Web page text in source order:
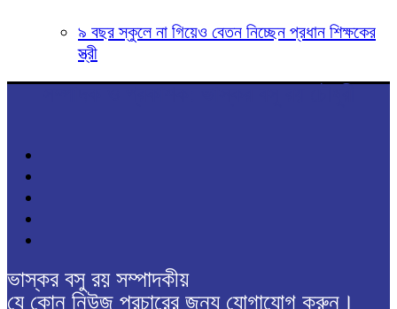
৯ বছর স্কুলে না গিয়েও বেতন নিচ্ছেন প্রধান শিক্ষকের
স্ত্রী
ভাস্কর বসু রয় সম্পাদকীয়
যে কোন নিউজ প্রচারের জন্য যোগাযোগ করুন।